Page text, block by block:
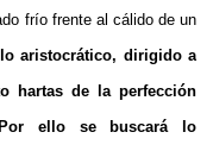
frío frente al cálido de un
aristocrático, dirigido a
hartas de la perfección
ello se buscará lo